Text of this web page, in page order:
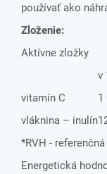
používať ako
Zloženie:
Aktívne zložky
v
vitamín C
1
vláknina – inulín
*RVH -
Energetická